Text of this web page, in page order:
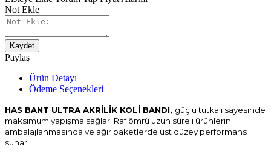
Not Ekle
Kaydet
Paylaş
Ürün Detayı
Ödeme Seçenekleri
HAS BANT ULTRA AKRİLİK KOLİ BANDI, güçlü tutkalı sayesinde
maksimum yapışma sağlar. Raf ömrü uzun süreli ürünlerin
ambalajlanmasında ve ağır paketlerde üst düzey performans
sunar.